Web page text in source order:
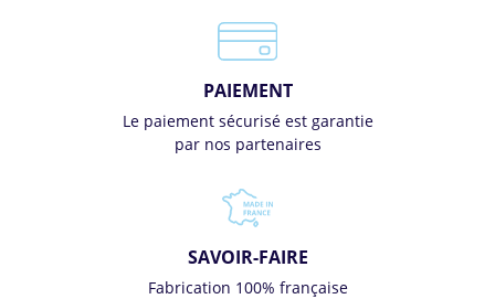
PAIEMENT
Le paiement sécurisé est garantie
par nos partenaires
SAVOIR-FAIRE
Fabrication 100% française